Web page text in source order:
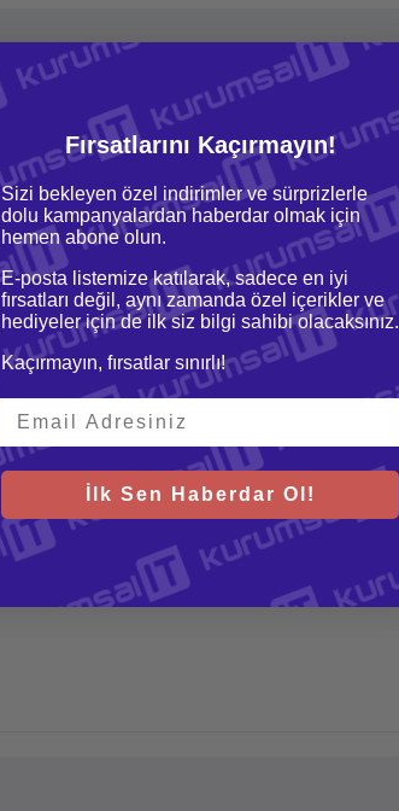
Fırsatlarını Kaçırmayın!
Sizi bekleyen özel indirimler ve sürprizlerle
dolu kampanyalardan haberdar olmak için
hemen abone olun.
E-posta listemize katılarak, sadece en iyi
fırsatları değil, aynı zamanda özel içerikler ve
hediyeler için de ilk siz bilgi sahibi olacaksınız.
Kaçırmayın, fırsatlar sınırlı!
İlk Sen Haberdar Ol!